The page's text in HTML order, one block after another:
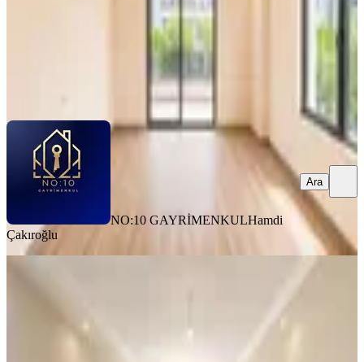
Hamdi Çakıroğlu
NO:10 GAYRİMENKULHamdi
Çakıroğlu
Ara
No:10 Gayrimenkul’den Merkezi
M², 3+1 Kapalı Mutfak Fırsat Satılık